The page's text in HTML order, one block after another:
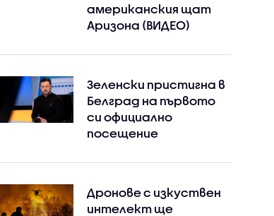
Instagram Facebook
американския щат
Аризона (ВИДЕО)
Зеленски пристигна в
Белград на първото
си официално
посещение
Дронове с изкуствен
интелект ще